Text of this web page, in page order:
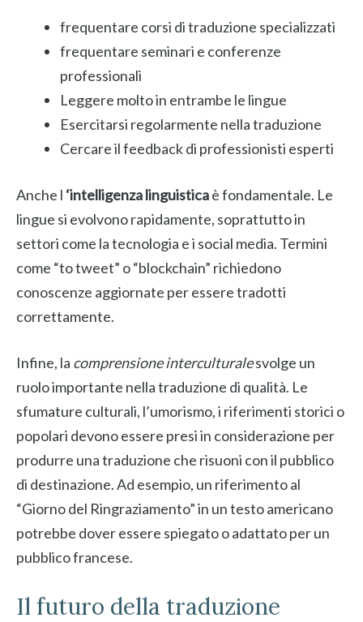
frequentare corsi di traduzione specializzati
frequentare seminari e conferenze
professionali
Leggere molto in entrambe le lingue
Esercitarsi regolarmente nella traduzione
Cercare il feedback di professionisti esperti
Anche l ‘intelligenza linguisticaè fondamentale. Le
lingue si evolvono rapidamente, soprattutto in
settori come la tecnologia e i social media. Termini
come “to tweet” o “blockchain” richiedono
conoscenze aggiornate per essere tradotti
correttamente.
Infine, la comprensione interculturalesvolge un
ruolo importante nella traduzione di qualità. Le
sfumature culturali, l’umorismo, i riferimenti storici o
popolari devono essere presi in considerazione per
produrre una traduzione che risuoni con il pubblico
di destinazione. Ad esempio, un riferimento al
“Giorno del Ringraziamento” in un testo americano
potrebbe dover essere spiegato o adattato per un
pubblico francese.
Il futuro della traduzione